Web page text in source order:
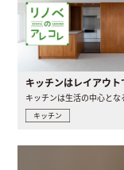
キッチン